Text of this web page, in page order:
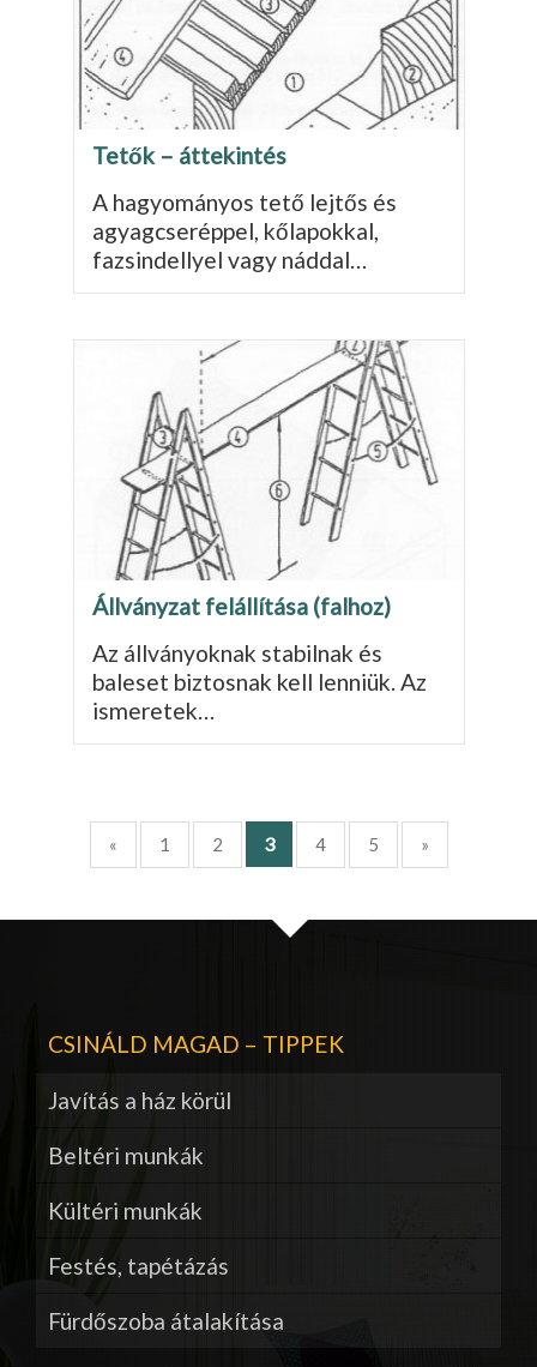
Tetők – áttekintés
A hagyományos tető lejtős és
agyagcseréppel, kőlapokkal,
fazsindellyel vagy náddal…
Állványzat felállítása (falhoz)
Az állványoknak stabilnak és
baleset biztosnak kell lenniük. Az
ismeretek…
« 1 2 3 4 5 »
CSINÁLD MAGAD – TIPPEK
Javítás a ház körül
Beltéri munkák
Kültéri munkák
Festés, tapétázás
Fürdőszoba átalakítása